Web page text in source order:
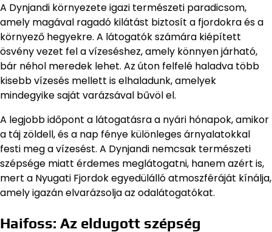
A Dynjandi környezete igazi természeti paradicsom,
amely magával ragadó kilátást biztosít a fjordokra és a
környező hegyekre. A látogatók számára kiépített
ösvény vezet fel a vízeséshez, amely könnyen járható,
bár néhol meredek lehet. Az úton felfelé haladva több
kisebb vízesés mellett is elhaladunk, amelyek
mindegyike saját varázsával bűvöl el.
A legjobb időpont a látogatásra a nyári hónapok, amikor
a táj zöldell, és a nap fénye különleges árnyalatokkal
festi meg a vízesést. A Dynjandi nemcsak természeti
szépsége miatt érdemes meglátogatni, hanem azért is,
mert a Nyugati Fjordok egyedülálló atmoszféráját kínálja,
amely igazán elvarázsolja az odalátogatókat.
Haifoss: Az eldugott szépség